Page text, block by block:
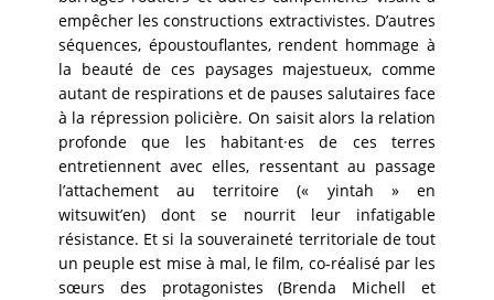
empêcher les constructions extractivistes. D’autres
séquences, époustouflantes, rendent hommage à
la beauté de ces paysages majestueux, comme
autant de respirations et de pauses salutaires face
à la répression policière. On saisit alors la relation
profonde que les habitant·es de ces terres
entretiennent avec elles, ressentant au passage
l’attachement au territoire (« yintah » en
witsuwit’en) dont se nourrit leur infatigable
résistance. Et si la souveraineté territoriale de tout
un peuple est mise à mal, le film, co-réalisé par les
sœurs des protagonistes (Brenda Michell et